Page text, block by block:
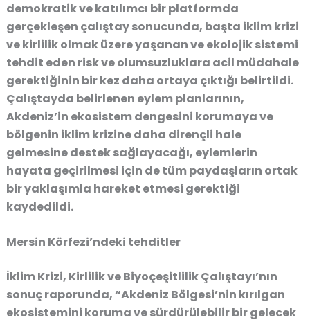
demokratik ve katılımcı bir platformda
gerçekleşen çalıştay sonucunda, başta iklim krizi
ve kirlilik olmak üzere yaşanan ve ekolojik sistemi
tehdit eden risk ve olumsuzluklara acil müdahale
gerektiğinin bir kez daha ortaya çıktığı belirtildi.
Çalıştayda belirlenen eylem planlarının,
Akdeniz’in ekosistem dengesini korumaya ve
bölgenin iklim krizine daha dirençli hale
gelmesine destek sağlayacağı, eylemlerin
hayata geçirilmesi için de tüm paydaşların ortak
bir yaklaşımla hareket etmesi gerektiği
kaydedildi.
Mersin Körfezi’ndeki tehditler
İklim Krizi, Kirlilik ve Biyoçeşitlilik Çalıştayı’nın
sonuç raporunda, “Akdeniz Bölgesi’nin kırılgan
ekosistemini koruma ve sürdürülebilir bir gelecek